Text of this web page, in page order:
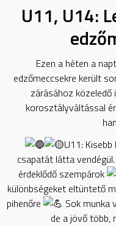
U11, U14:
Ezen a héten a
edzőmeccsekre került
zárásához közeledő
korosztályváltással
U11:
csapatát látta
érdeklődő szempárok
különbségeket eltüntető
pihenőre
Sok munka
de a jövő több,